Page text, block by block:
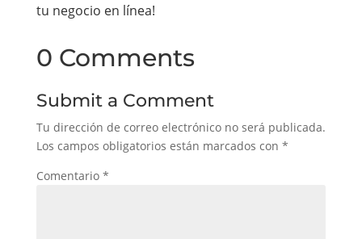
tu negocio en línea!
0 Comments
Submit a Comment
Tu dirección de correo electrónico no será publicada.
Los campos obligatorios están marcados con *
Comentario *